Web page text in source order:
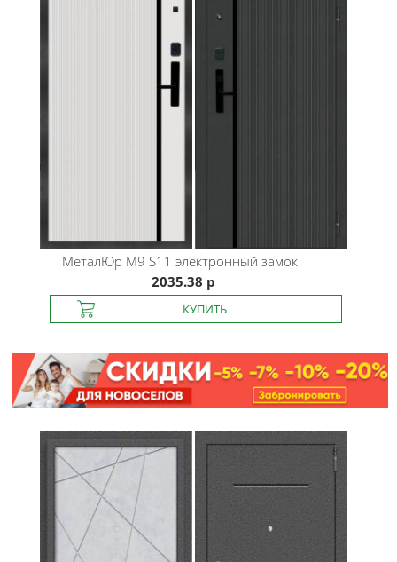
МеталЮр М9 S11 электронный замок
2035.38 р